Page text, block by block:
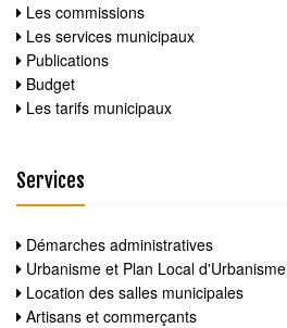
Les commissions
Les services municipaux
Publications
Budget
Les tarifs municipaux
Services
Démarches administratives
Urbanisme et Plan Local d'Urbanisme
Location des salles municipales
Artisans et commerçants